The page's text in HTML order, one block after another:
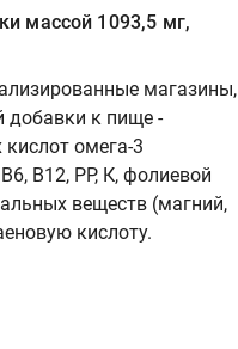
массой 1093,5 мг,
магазины,
добавки к пище -
омега-3
В12, РР, К, фолиевой
веществ (магний,
кислоту.